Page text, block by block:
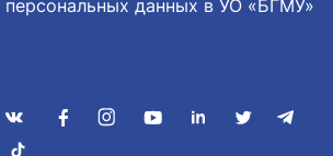
персональных данных в УО «БГМУ»